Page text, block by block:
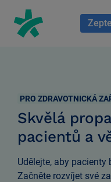
En HubSpot tenemos otro
PRO ZDRAVOTNICKÁ
Skvělá
pacientů a
Udělejte, aby
Začněte rozvíjet své